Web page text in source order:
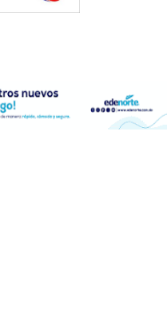
Mejía y David Collado